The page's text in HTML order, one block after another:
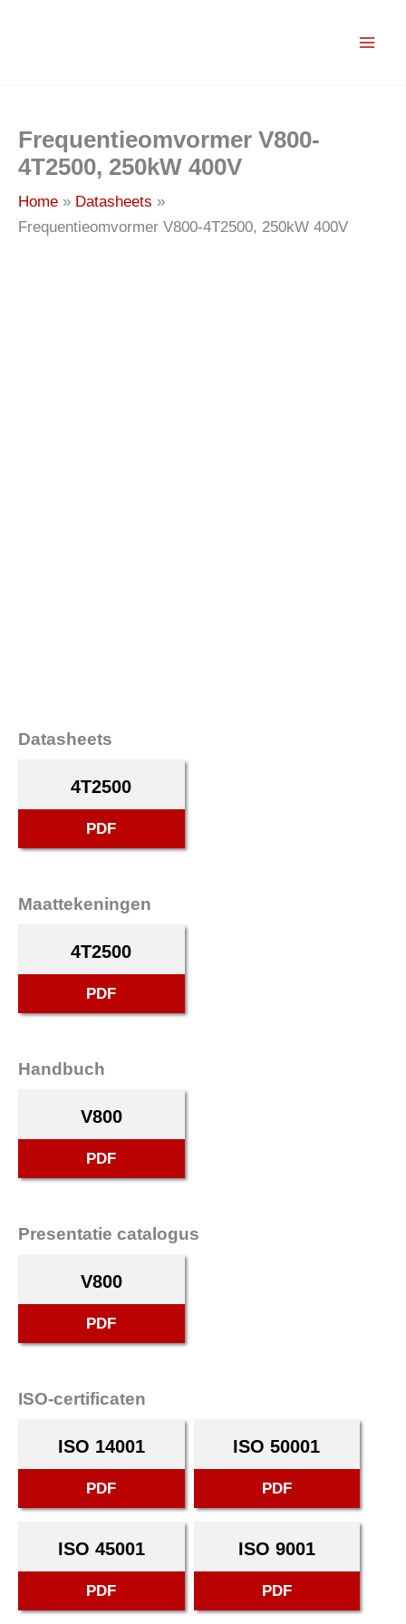
Frequentieomvormer V800-
4T2500, 250kW 400V
Home
Datasheets
Frequentieomvormer V800-4T2500, 250kW 400V
Datasheets
4T2500
PDF
Maattekeningen
4T2500
PDF
Handbuch
V800
PDF
Presentatie catalogus
V800
PDF
ISO-certificaten
ISO 14001
PDF
ISO 50001
PDF
ISO 45001
PDF
ISO 9001
PDF